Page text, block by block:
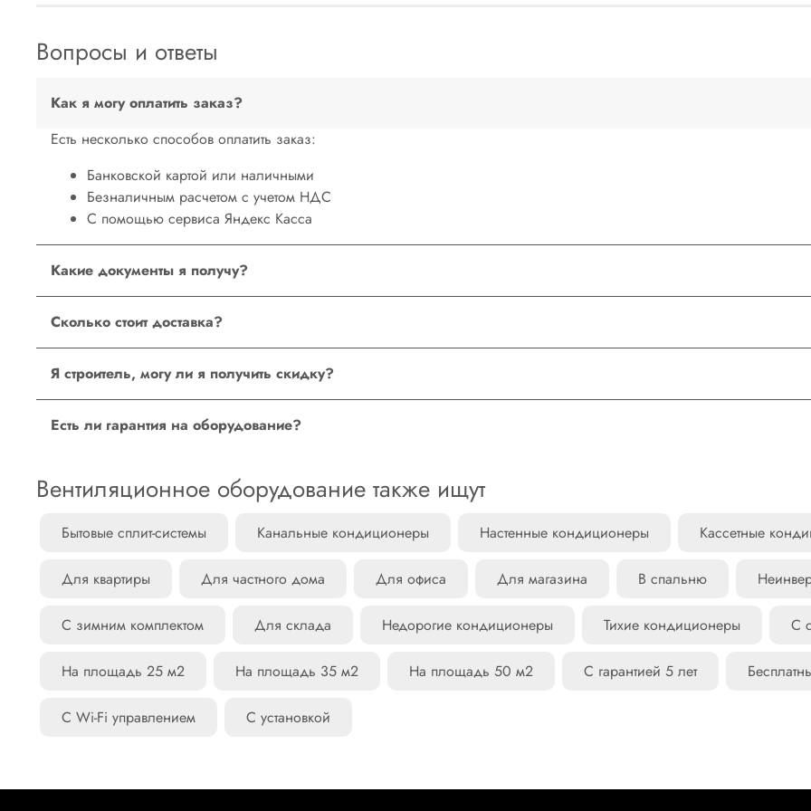
Вопросы и ответы
Как я могу оплатить заказ?
Есть несколько способов оплатить заказ:
Банковской картой или наличными
Безналичным расчетом с учетом НДС
С помощью сервиса Яндекс Касса
Какие документы я получу?
гарантийный талон и т.д.
Сколько стоит доставка?
Стандартная доставка - 600 руб.
Доставка за пределы КАД платная. Доставка по области составляет 40 руб. за каждый километр от кольцевой
Подъем на этаж - от 300 руб. за единицу товара.
2. Самовывоз c нашего склада или пункта выдачи – бесплатно!
Я строитель, могу ли я получить скидку?
info@texsfera.ru, наш специалист свяжется с Вами.
Есть ли гарантия на оборудование?
оборудования гарантийный срок может составлять от 1 года до 5 лет.
Вентиляционное оборудование также ищут
Бытовые сплит-системы Канальные кондиционеры Настенные кондиционеры Кассетные
Для квартиры Для частного дома Для офиса Для магазина В спальню
С зимним комплектом Для склада Недорогие кондиционеры Тихие кондиционеры С
На площадь 25 м2 На площадь 35 м2 На площадь 50 м2 С гарантией 5 лет
С Wi-Fi управлением С установкой